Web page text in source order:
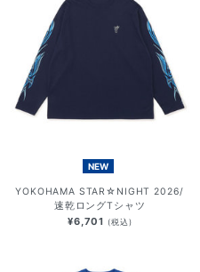
NEW
YOKOHAMA STAR☆NIGHT 2026/
速乾ロングTシャツ
¥6,701 (税込)